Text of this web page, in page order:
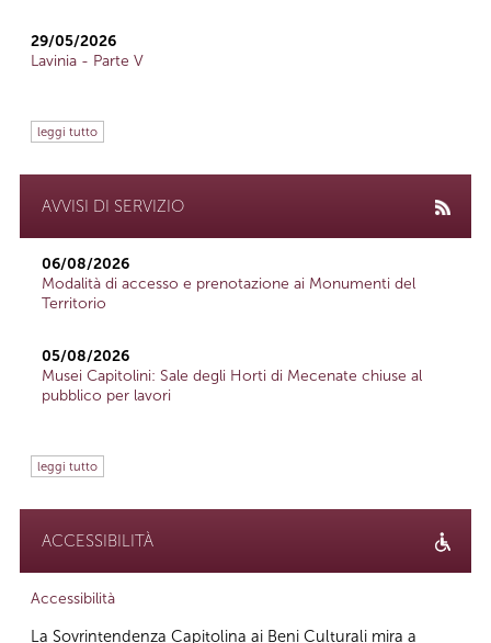
29/05/2026
Lavinia - Parte V
leggi tutto
AVVISI DI SERVIZIO
06/08/2026
Modalità di accesso e prenotazione ai Monumenti del
Territorio
05/08/2026
Musei Capitolini: Sale degli Horti di Mecenate chiuse al
pubblico per lavori
leggi tutto
ACCESSIBILITÀ
Accessibilità
La Sovrintendenza Capitolina ai Beni Culturali mira a